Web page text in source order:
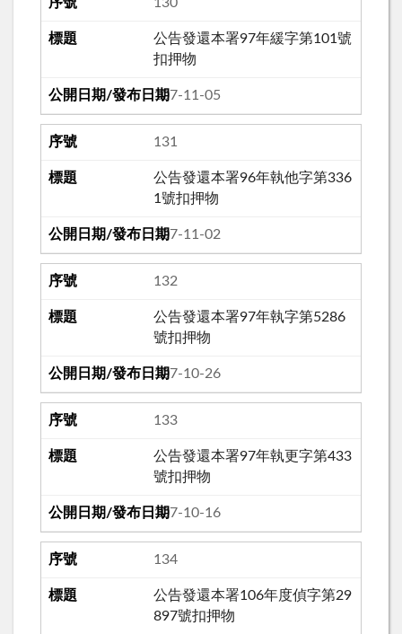
公告發還本署97年緩字第101號
扣押物
107-11-05
131
公告發還本署96年執他字第336
1號扣押物
107-11-02
132
公告發還本署97年執字第5286
號扣押物
107-10-26
133
公告發還本署97年執更字第433
號扣押物
107-10-16
134
公告發還本署106年度偵字第29
897號扣押物